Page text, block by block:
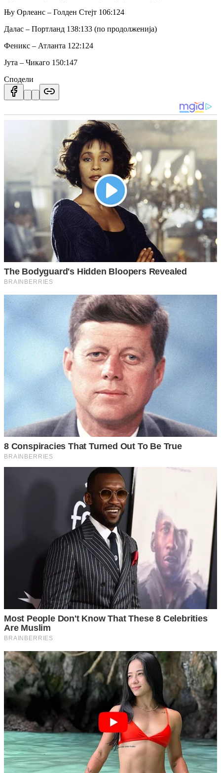
Њу Орлеанс – Голден Стејт 106:124
Далас – Портланд 138:133 (по продолженија)
Феникс – Атланта 122:124
Јута – Чикаго 150:147
Сподели